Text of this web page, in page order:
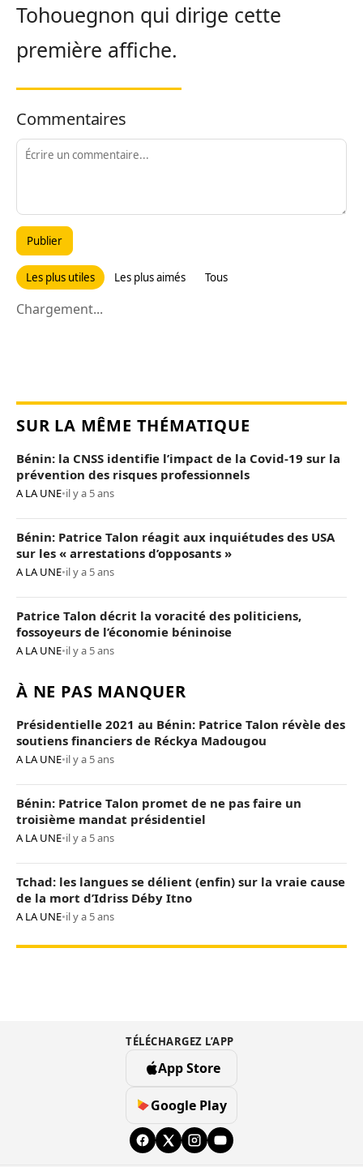
Tohouegnon qui dirige cette
première affiche.
Commentaires
Publier
Les plus utiles Les plus aimés Tous
Chargement...
SUR LA MÊME THÉMATIQUE
Bénin: la CNSS identifie l’impact de la Covid-19 sur la
prévention des risques professionnels
A LA UNE•il y a 5 ans
Bénin: Patrice Talon réagit aux inquiétudes des USA
sur les « arrestations d’opposants »
A LA UNE•il y a 5 ans
Patrice Talon décrit la voracité des politiciens,
fossoyeurs de l’économie béninoise
A LA UNE•il y a 5 ans
À NE PAS MANQUER
Présidentielle 2021 au Bénin: Patrice Talon révèle des
soutiens financiers de Réckya Madougou
A LA UNE•il y a 5 ans
Bénin: Patrice Talon promet de ne pas faire un
troisième mandat présidentiel
A LA UNE•il y a 5 ans
Tchad: les langues se délient (enfin) sur la vraie cause
de la mort d’Idriss Déby Itno
A LA UNE•il y a 5 ans
TÉLÉCHARGEZ L’APP
App Store
Google Play